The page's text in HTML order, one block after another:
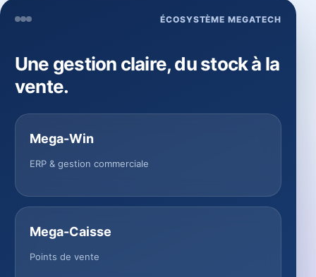
ÉCOSYSTÈME MEGATECH
Une gestion claire, du stock à la
vente.
Mega-Win
ERP & gestion commerciale
Mega-Caisse
Points de vente